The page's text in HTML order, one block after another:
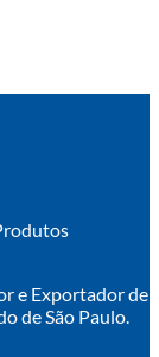
e Exportador de
de São Paulo.